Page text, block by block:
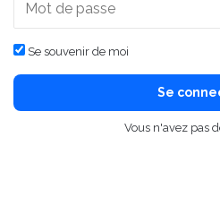
Se souvenir de moi
Se
Vous n'avez pas